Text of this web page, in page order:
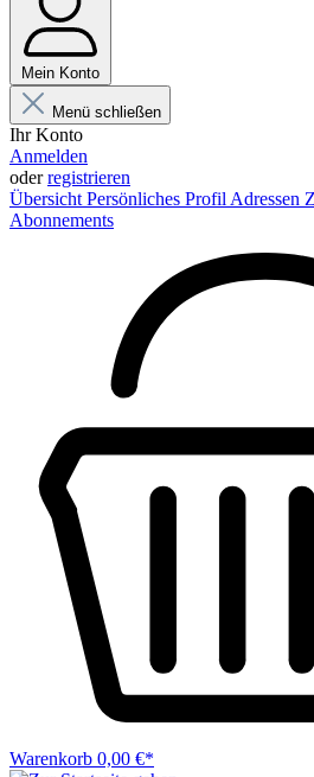
Mein Konto
Menü schließen
Ihr Konto
Anmelden
oderregistrieren
Übersicht Persönliches Profil Adressen
Abonnements
Warenkorb 0,00 €*